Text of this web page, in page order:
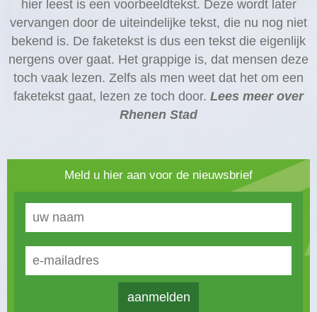
hier leest is een voorbeeldtekst. Deze wordt later
vervangen door de uiteindelijke tekst, die nu nog niet
bekend is. De faketekst is dus een tekst die eigenlijk
nergens over gaat. Het grappige is, dat mensen deze
toch vaak lezen. Zelfs als men weet dat het om een
faketekst gaat, lezen ze toch door. Lees meer over
Rhenen Stad
Meld u hier aan voor de nieuwsbrief
aanmelden